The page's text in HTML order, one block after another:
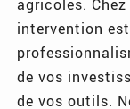
agricoles. Chez
intervention
de vos
de vos outils.